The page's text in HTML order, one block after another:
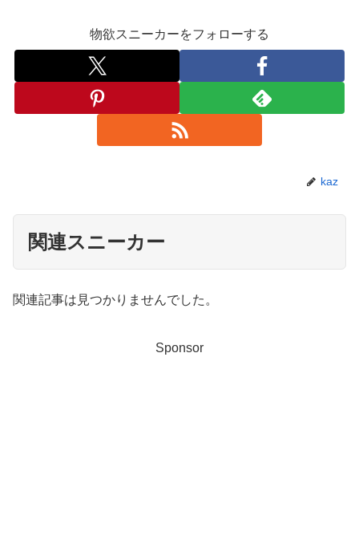
物欲スニーカーをフォローする
kaz
関連スニーカー
関連記事は見つかりませんでした。
Sponsor